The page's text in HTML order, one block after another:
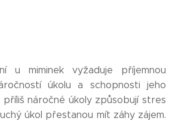
u miminek vyžaduje příjemnou
úkolu a schopnosti jeho
příliš náročné úkoly způsobují stres
úkol přestanou mít záhy zájem.